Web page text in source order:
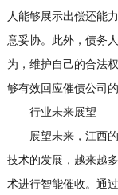
人能够展示出偿还能
意妥协。此外，债务
为，维护自己的合法
够有效回应催债公司的
行业未来展望
展望未来，江西的
技术的发展，越来越
术进行智能催收。通